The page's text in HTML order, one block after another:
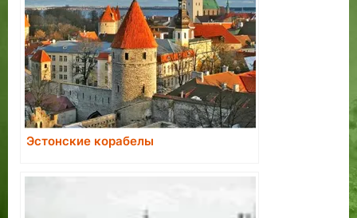
Эстонские корабелы